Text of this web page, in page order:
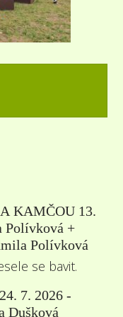
KAMČOU 13.
Polívková +
Polívková
se bavit.
7. 2026 -
Dušková